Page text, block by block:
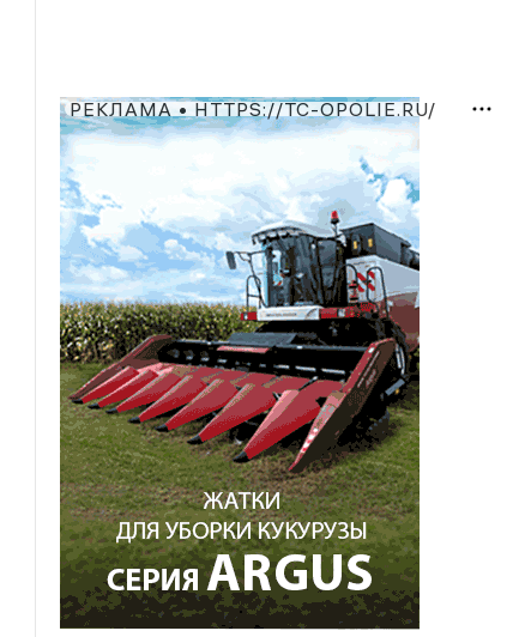
РЕКЛАМА • HTTPS://TC-OPOLIE.RU/